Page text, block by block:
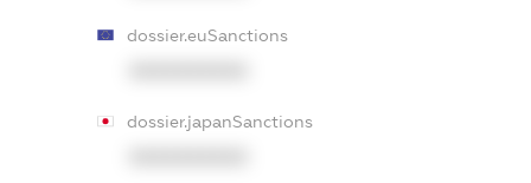
dossier.euSanctions
dossier.japanSanctions